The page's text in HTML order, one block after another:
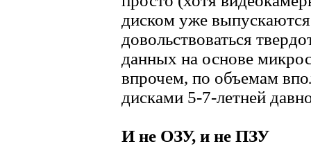
диском уже
довольствоваться
данных на основе
впрочем, по объемам
дисками 5-7-летней
И не ОЗУ, и не ПЗУ